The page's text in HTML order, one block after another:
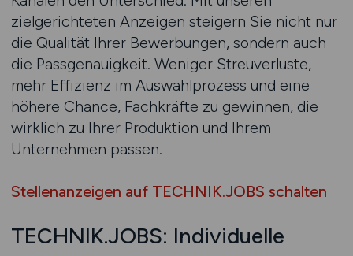
zielgerichteten Anzeigen steigern Sie nicht nur
die Qualität Ihrer Bewerbungen, sondern auch
die Passgenauigkeit. Weniger Streuverluste,
mehr Effizienz im Auswahlprozess und eine
höhere Chance, Fachkräfte zu gewinnen, die
wirklich zu Ihrer Produktion und Ihrem
Unternehmen passen.
Stellenanzeigen auf TECHNIK.JOBS schalten
TECHNIK.JOBS: Individuelle